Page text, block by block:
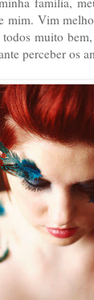
Vim
muito
perceber os